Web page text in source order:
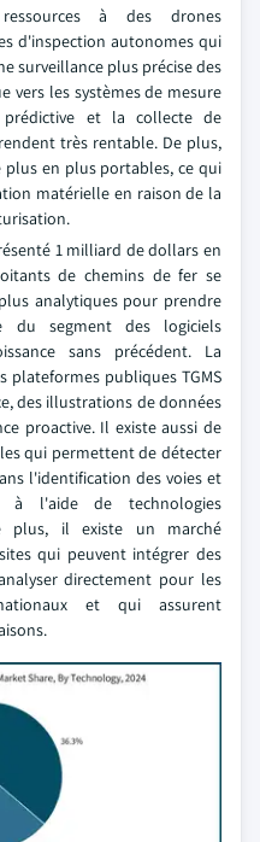
à des drones
d'inspection autonomes qui
surveillance plus précise des
vers les systèmes de mesure
prédictive et la collecte de
très rentable. De plus,
plus en plus portables, ce qui
matérielle en raison de la
1 milliard de dollars en
de chemins de fer se
analytiques pour prendre
du segment des logiciels
sans précédent. La
plateformes publiques TGMS
des illustrations de données
proactive. Il existe aussi de
qui permettent de détecter
l'identification des voies et
à l'aide de technologies
plus, il existe un marché
qui peuvent intégrer des
directement pour les
et qui assurent